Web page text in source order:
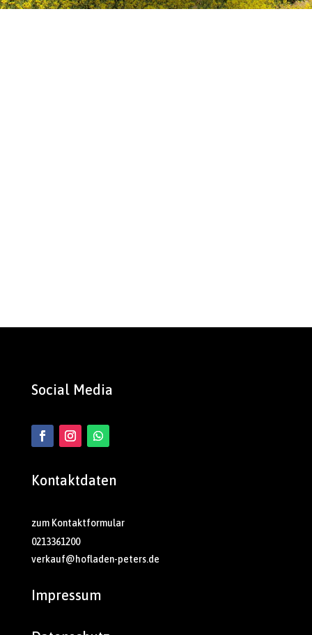
Social Media
Kontaktdaten
zum Kontaktformular
0213361200
verkauf@hofladen-peters.de
Impressum